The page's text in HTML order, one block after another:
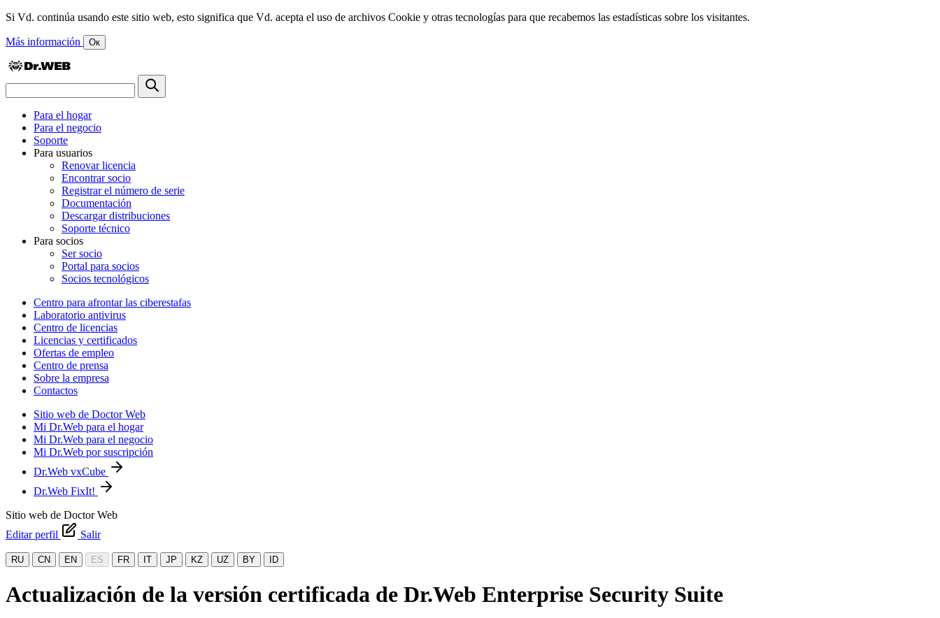
Si Vd. continúa usando este sitio web, esto significa que Vd. acepta el uso de archivos Cookie y otras tecnologías para que recabemos las estadísticas sobre los visitantes.
Más información Ок
Para el hogar
Para el negocio
Soporte
Para usuarios
Renovar licencia
Encontrar socio
Registrar el número de serie
Documentación
Descargar distribuciones
Soporte técnico
Para socios
Ser socio
Portal para socios
Socios tecnológicos
Centro para afrontar las ciberestafas
Laboratorio antivirus
Centro de licencias
Licencias y certificados
Ofertas de empleo
Centro de prensa
Sobre la empresa
Contactos
Sitio web de Doctor Web
Mi Dr.Web para el hogar
Mi Dr.Web para el negocio
Mi Dr.Web por suscripción
Dr.Web vxCube
Dr.Web FixIt!
Sitio web de Doctor Web
Editar perfil
Salir
RU CN EN ES FR IT JP KZ UZ BY ID
Actualización de la versión certificada de Dr.Web Enterprise Security Suite